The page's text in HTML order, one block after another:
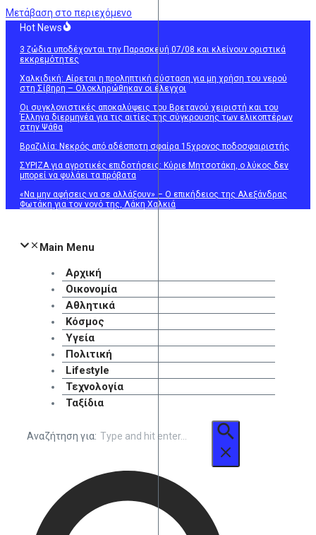
Μετάβαση στο περιεχόμενο
Hot News
3 ζώδια υποδέχονται την Παρασκευή 07/08 και κλείνουν οριστικά
εκκρεμότητες
Χαλκιδική: Αίρεται η προληπτική σύσταση για μη χρήση του νερού
στη Σίβηρη – Ολοκληρώθηκαν οι έλεγχοι
Οι συγκλονιστικές αποκαλύψεις του Βρετανού χειριστή και του
Έλληνα διερμηνέα για τις αιτίες της σύγκρουσης των ελικοπτέρων
στην Ψάθα
Βραζιλία: Νεκρός από αδέσποτη σφαίρα 15χρονος ποδοσφαιριστής
ΣΥΡΙΖΑ για αγροτικές επιδοτήσεις: Κύριε Μητσοτάκη, ο λύκος δεν
μπορεί να φυλάει τα πρόβατα
«Να μην αφήσεις να σε αλλάξουν» – Ο επικήδειος της Αλεξάνδρας
Φωτάκη για τον νονό της, Λάκη Χαλκιά
Main Menu
Αρχική
Οικονομία
Αθλητικά
Κόσμος
Υγεία
Πολιτική
Lifestyle
Τεχνολογία
Ταξίδια
Αναζήτηση για: